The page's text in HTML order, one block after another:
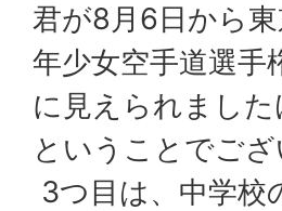
君が8月6日から
年少女空手道選手
に見えられまし
ということでござ
3つ目は、中学校